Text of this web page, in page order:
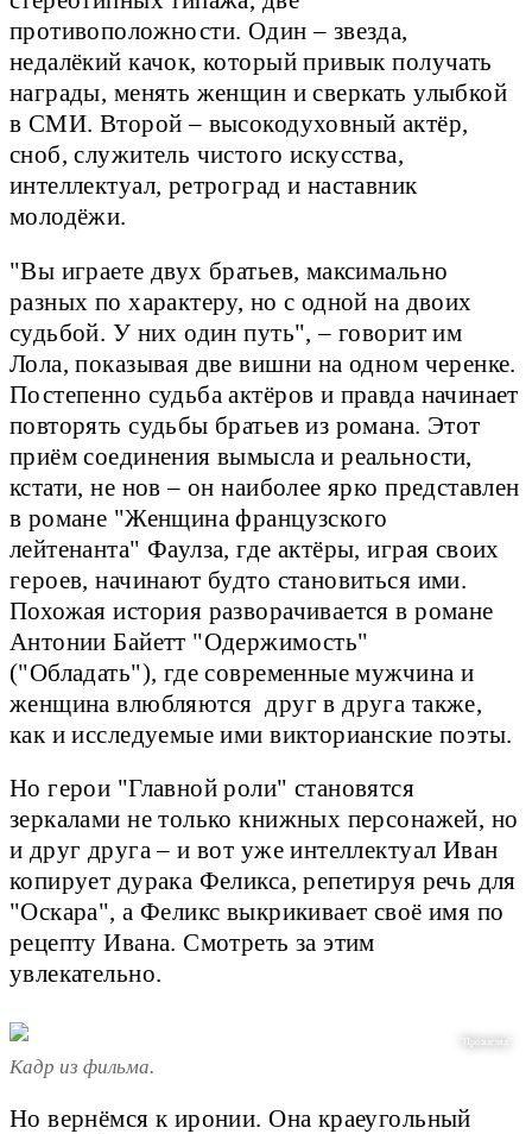
противоположности. Один – звезда,
недалёкий качок, который привык получать
награды, менять женщин и сверкать улыбкой
в СМИ. Второй – высокодуховный актёр,
сноб, служитель чистого искусства,
интеллектуал, ретроград и наставник
молодёжи.
"Вы играете двух братьев, максимально
разных по характеру, но с одной на двоих
судьбой. У них один путь", – говорит им
Лола, показывая две вишни на одном черенке.
Постепенно судьба актёров и правда начинает
повторять судьбы братьев из романа. Этот
приём соединения вымысла и реальности,
кстати, не нов – он наиболее ярко представлен
в романе "Женщина французского
лейтенанта" Фаулза, где актёры, играя своих
героев, начинают будто становиться ими.
Похожая история разворачивается в романе
Антонии Байетт "Одержимость"
("Обладать"), где современные мужчина и
женщина влюбляются друг в друга также,
как и исследуемые ими викторианские поэты.
Но герои "Главной роли" становятся
зеркалами не только книжных персонажей, но
и друг друга – и вот уже интеллектуал Иван
копирует дурака Феликса, репетируя речь для
"Оскара", а Феликс выкрикивает своё имя по
рецепту Ивана. Смотреть за этим
увлекательно.
"Про:взгляд"
Кадр из фильма.
Но вернёмся к иронии. Она краеугольный